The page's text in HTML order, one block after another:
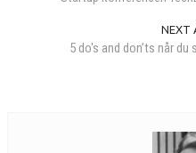
NEXT
5 do's and don’ts når